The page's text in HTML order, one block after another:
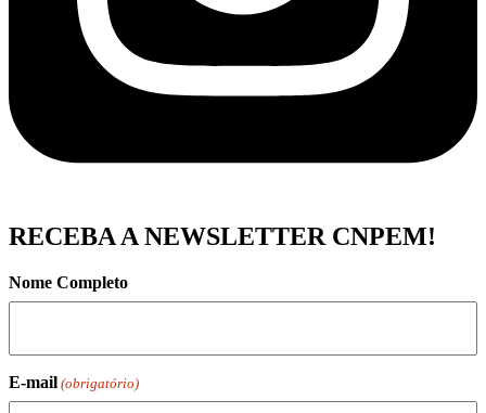
RECEBA A NEWSLETTER CNPEM!
Nome Completo
E-mail (obrigatório)